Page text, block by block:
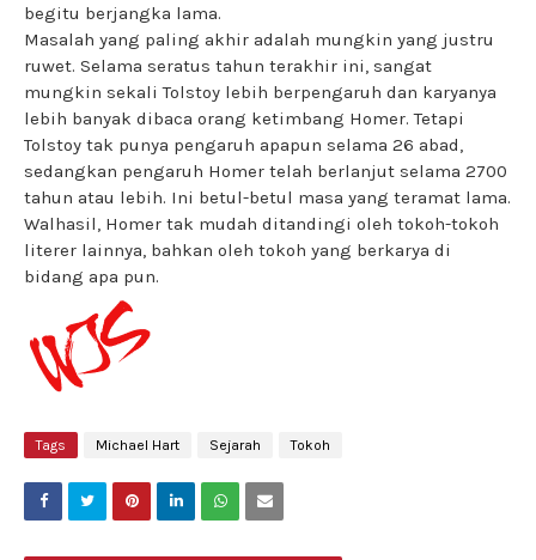
begitu berjangka lama.
Masalah yang paling akhir adalah mungkin yang justru
ruwet. Selama seratus tahun terakhir ini, sangat
mungkin sekali Tolstoy lebih berpengaruh dan karyanya
lebih banyak dibaca orang ketimbang Homer. Tetapi
Tolstoy tak punya pengaruh apapun selama 26 abad,
sedangkan pengaruh Homer telah berlanjut selama 2700
tahun atau lebih. Ini betul-betul masa yang teramat lama.
Walhasil, Homer tak mudah ditandingi oleh tokoh-tokoh
literer lainnya, bahkan oleh tokoh yang berkarya di
bidang apa pun.
Tags Michael Hart Sejarah Tokoh